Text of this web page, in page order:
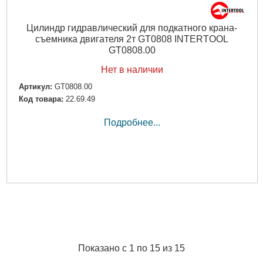
Цилиндр гидравлический для подкатного крана-
съемника двигателя 2т GT0808 INTERTOOL
GT0808.00
Нет в наличии
Артикул: GT0808.00
Код товара: 22.69.49
Подробнее...
Показано с 1 по 15 из 15